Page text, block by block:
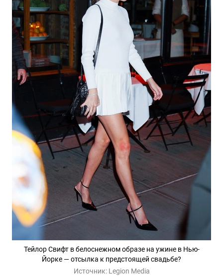
Тейлор Свифт в белоснежном образе на ужине в Нью-
Йорке — отсылка к предстоящей свадьбе?
Источник: Legion Media